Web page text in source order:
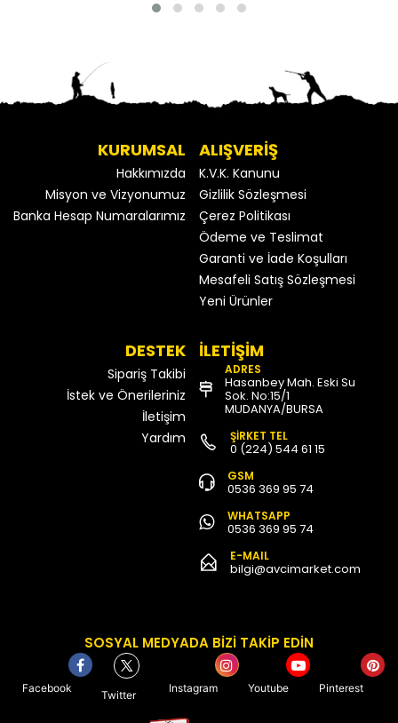
KURUMSAL
Hakkımızda
Misyon ve Vizyonumuz
Banka Hesap Numaralarımız
ALIŞVERİŞ
K.V.K. Kanunu
Gizlilik Sözleşmesi
Çerez Politikası
Ödeme ve Teslimat
Garanti ve İade Koşulları
Mesafeli Satış Sözleşmesi
Yeni Ürünler
DESTEK
Sipariş Takibi
İstek ve Önerileriniz
İletişim
Yardım
İLETİŞİM
ADRES
Hasanbey Mah. Eski Su
Sok. No:15/1
MUDANYA/BURSA
ŞİRKET TEL
0 (224) 544 61 15
GSM
0536 369 95 74
WHATSAPP
0536 369 95 74
E-MAIL
bilgi@avcimarket.com
SOSYAL MEDYADA BİZİ TAKİP EDİN
Facebook
Twitter
Instagram Youtube Pinterest